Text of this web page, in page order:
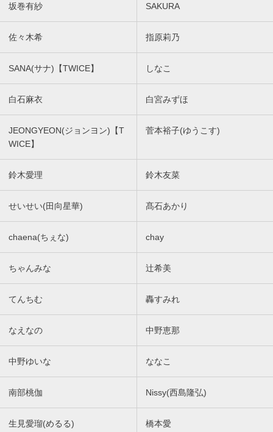
坂巻有紗 SAKURA
佐々木希 指原莉乃
SANA(サナ)【TWICE】 しなこ
白石麻衣 白宮みずほ
JEONGYEON(ジョンヨン)【T
WICE】
菅本裕子(ゆうこす)
鈴木愛理 鈴木友菜
せいせい(田向星華) 髙石あかり
chaena(ちぇな) chay
ちゃんみな 辻希美
てんちむ 轟すみれ
なえなの 中野恵那
中野ゆいな ななこ
南部桃伽 Nissy(西島隆弘)
生見愛瑠(めるる) 橋本愛